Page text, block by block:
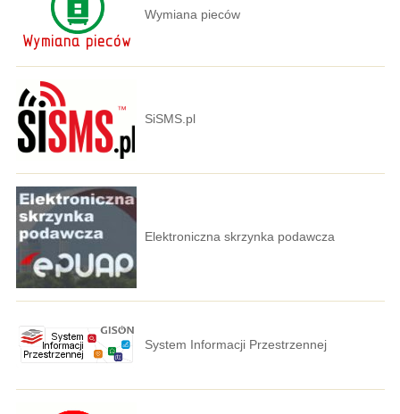
Wymiana pieców
SiSMS.pl
Elektroniczna skrzynka podawcza
System Informacji Przestrzennej